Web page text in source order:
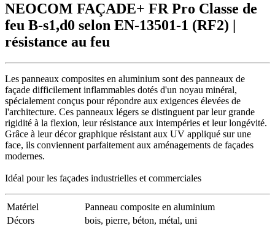
NEOCOM FAÇADE+ FR Pro Classe de
feu B-s1,d0 selon EN-13501-1 (RF2) |
résistance au feu
Les panneaux composites en aluminium sont des panneaux de
façade difficilement inflammables dotés d'un noyau minéral,
spécialement conçus pour répondre aux exigences élevées de
l'architecture. Ces panneaux légers se distinguent par leur grande
rigidité à la flexion, leur résistance aux intempéries et leur longévité.
Grâce à leur décor graphique résistant aux UV appliqué sur une
face, ils conviennent parfaitement aux aménagements de façades
modernes.
Idéal pour les façades industrielles et commerciales
Matériel
Panneau composite en aluminium
Décors
bois, pierre, béton, métal, uni